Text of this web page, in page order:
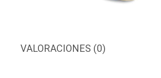
VALORACIONES (0)